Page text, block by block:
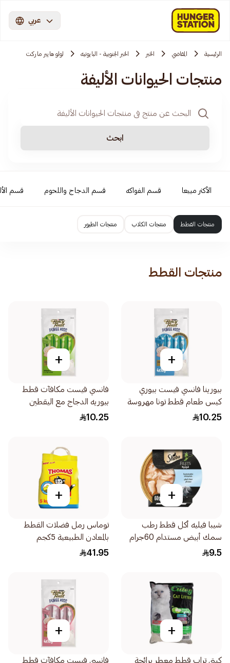
عربي
الرئيسية المقاضي الخبر الخبر الجنوبية - البايونيه لولو هايبر ماركت
منتجات الحيوانات الأليفة
ابحث
الأكثر مبيعا قسم الفواكه قسم الدجاج واللحوم قسم
منتجات القطط منتجات الكلاب منتجات الطيور
منتجات القطط
+
بيورينا فانسي فيست بيوري
كيس طعام قطط تونا مهروسة
مع شرائح الدجاج 40جرام
10.25
+
فانسي فيست مكافآت قطط
بيوريه الدجاج مع اليقطين
4×10جرام
10.25
+
شيبا فيليه أكل قطط رطب
سمك أبيض مستدام 60جرام
9.5
+
توماس رمل فضلات القطط
بالمعادن الطبيعية 5كجم
41.95
+
كيتي تراب قطط معطر برائحة
+
فانسي فيست مكافآت قطط